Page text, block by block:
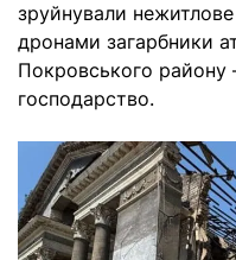
зруйнували
дронами загарбники
Покровського
господарство.